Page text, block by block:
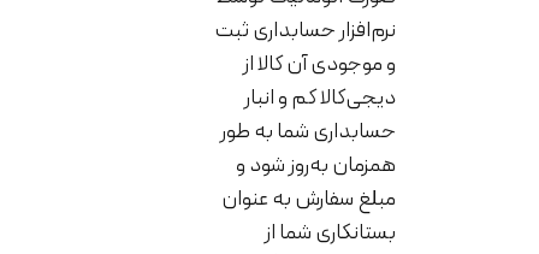
نرم‌افزار حسابداری ثبت
و موجودی آن کالا از
دیجی‌کالا کم و انبار
حسابداری شما به طور
همزمان به‌روز شود و
مبلغ سفارش به عنوان
بستانکاری شما از